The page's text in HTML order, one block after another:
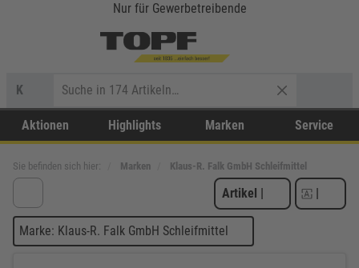
Nur für Gewerbetreibende
K
Aktionen Highlights Marken Service
Sie befinden sich hier: Marken Klaus-R. Falk GmbH Schleifmittel
Artikel | |
Marke: Klaus-R. Falk GmbH Schleifmittel